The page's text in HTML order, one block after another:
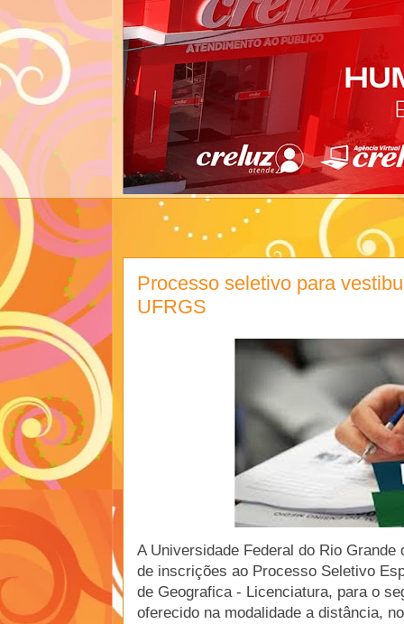
Processo seletivo para
UFRGS
A Universidade Federal do Rio
de inscrições ao Processo Seletivo
de Geografica - Licenciatura, para o
oferecido na modalidade a distância,